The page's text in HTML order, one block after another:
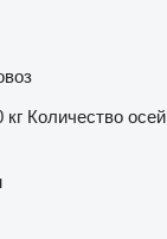
кг Количество осей